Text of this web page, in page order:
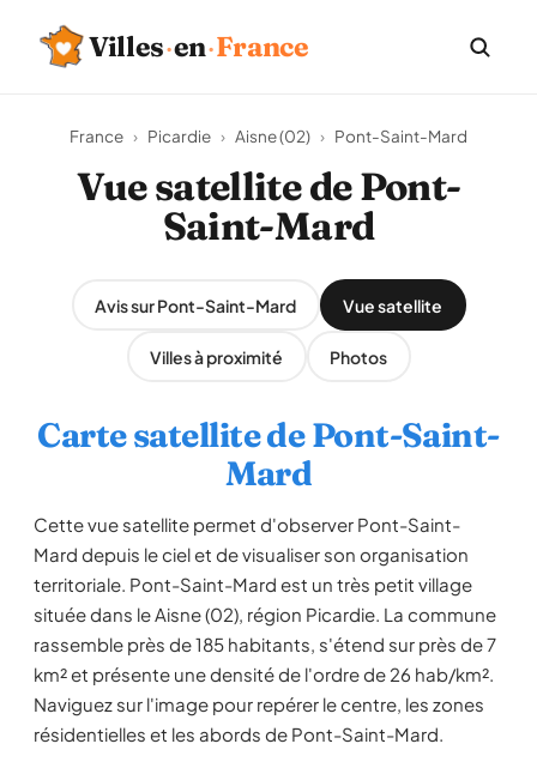
Villes·en·France
France › Picardie › Aisne (02) › Pont-Saint-Mard
Vue satellite de Pont-
Saint-Mard
Avis sur Pont-Saint-Mard Vue satellite
Villes à proximité Photos
Carte satellite de Pont-Saint-
Mard
Cette vue satellite permet d'observer Pont-Saint-
Mard depuis le ciel et de visualiser son organisation
territoriale. Pont-Saint-Mard est un très petit village
située dans le Aisne (02), région Picardie. La commune
rassemble près de 185 habitants, s'étend sur près de 7
km² et présente une densité de l'ordre de 26 hab/km².
Naviguez sur l'image pour repérer le centre, les zones
résidentielles et les abords de Pont-Saint-Mard.